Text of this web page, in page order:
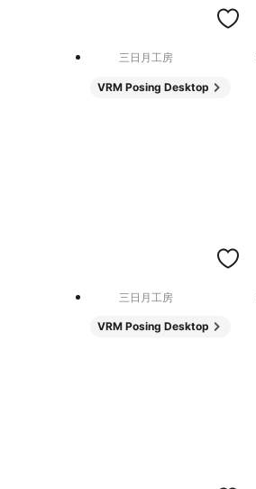
三日月工房
VRM Posing Desktop
三日月工房
VRM Posing Desktop